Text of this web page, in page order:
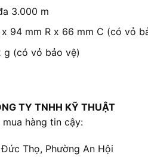
3.000 m
94 mm R x 66 mm C (có vỏ
g (có vỏ bảo vệ)
TY TNHH KỸ THUẬT
hàng tin cậy:
Thọ, Phường An Hội